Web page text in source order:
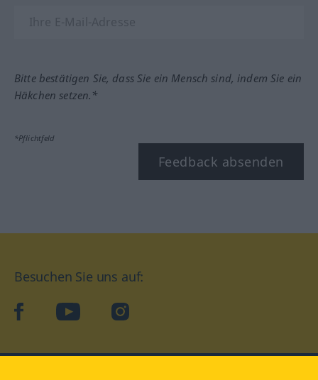
Bitte bestätigen Sie, dass Sie ein Mensch sind, indem Sie ein
Häkchen setzen.*
*Pflichtfeld
Feedback absenden
Besuchen Sie uns auf:
facebookYouTube Instagram